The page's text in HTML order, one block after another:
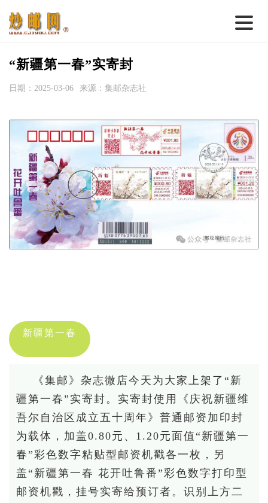
首 页
名家综述
热点话题
邮币卡苑
实战论坛
新品预告
集藏资讯
“新疆第一春”实寄封
日期：2025-03-06 来源：集邮杂志社
新疆第一春
《集邮 》杂志微店今天为大家上架了“新
疆第一春”实寄封。实寄封使用《庆祝新疆维
吾尔自治区成立五十周年》普通邮资加印封
为载体，加盖0.80元、1.20元面值“新疆第一
春”彩色数字粘贴型 邮资机戳各一枚，另
盖“新疆第一春 花开吐鲁番”彩色数字打印型
邮资机戳，挂号实寄给预订者。识别上方二